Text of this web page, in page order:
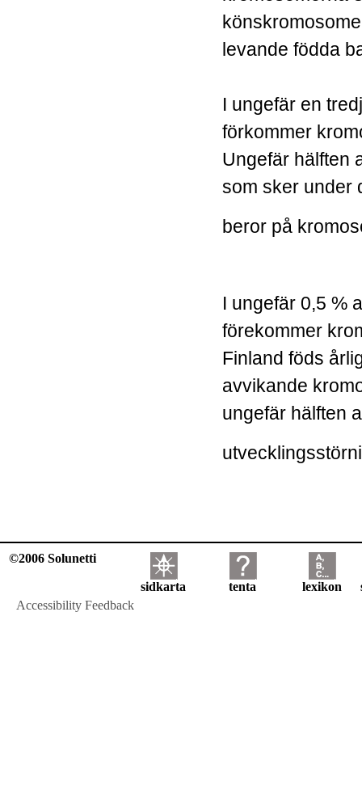
levande födda
I ungefär en
förkommer
Ungefär hälften
som sker under
beror på
I ungefär 0,5 %
förekommer
Finland föds
avvikande
ungefär hälften
©2006 Solunetti
sidkarta tenta lexikon
Accessibility Feedback